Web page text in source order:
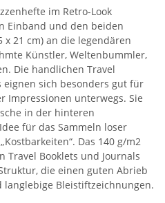
im Retro-Look
Einband und den beiden
x 21 cm) an die legendären
Künstler, Weltenbummler,
Die handlichen Travel
eignen sich besonders gut für
Impressionen unterwegs. Sie
in der hinteren
für das Sammeln loser
Das 140 g/m2
Travel Booklets und Journals
die einen guten Abrieb
Bleistiftzeichnungen.